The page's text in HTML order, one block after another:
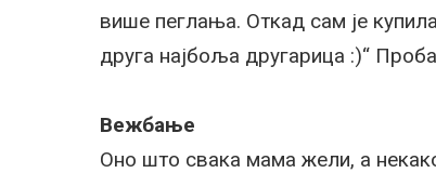
више пеглања. Откад сам је
друга најбоља другарица :)“
Вежбање
Оно што свака мама жели, а